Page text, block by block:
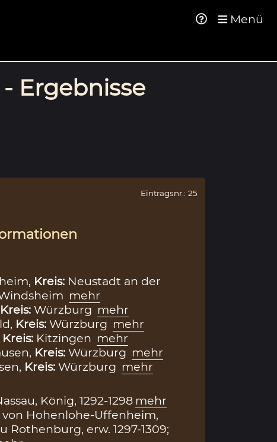
Menü
Ergebnisse
Eintragsnr.: 25
Kreis: Neustadt an der
mehr
Kreis: Würzburg mehr
Kreis: Würzburg mehr
Kreis: Kitzingen mehr
Kreis: Würzburg mehr
Kreis: Würzburg mehr
König, 1292-1298 mehr
Hohenlohe-Uffenheim,
Rothenburg, erw. 1297-1309;